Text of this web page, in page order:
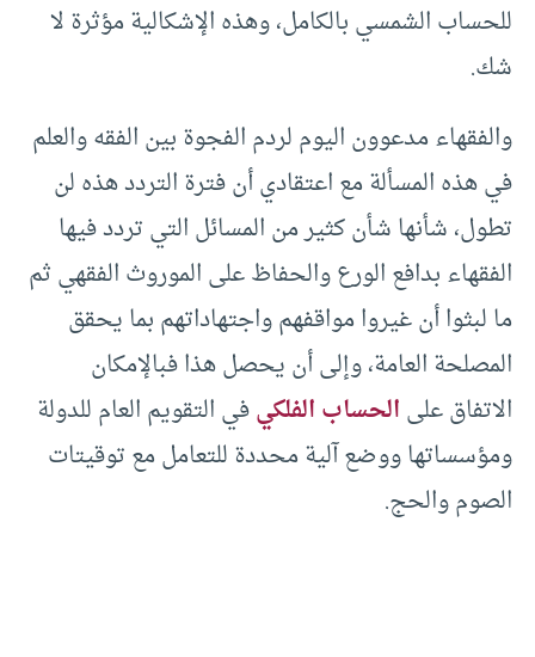
للحساب الشمسي بالكامل، وهذه الإشكالية مؤثرة لا
شك.
والفقهاء مدعوون اليوم لردم الفجوة بين الفقه والعلم
في هذه المسألة مع اعتقادي أن فترة التردد هذه لن
تطول، شأنها شأن كثير من المسائل التي تردد فيها
الفقهاء بدافع الورع والحفاظ على الموروث الفقهي ثم
ما لبثوا أن غيروا مواقفهم واجتهاداتهم بما يحقق
المصلحة العامة، وإلى أن يحصل هذا فبالإمكان
الاتفاق علىالحساب الفلكيفي التقويم العام للدولة
ومؤسساتها ووضع آلية محددة للتعامل مع توقيتات
الصوم والحج.